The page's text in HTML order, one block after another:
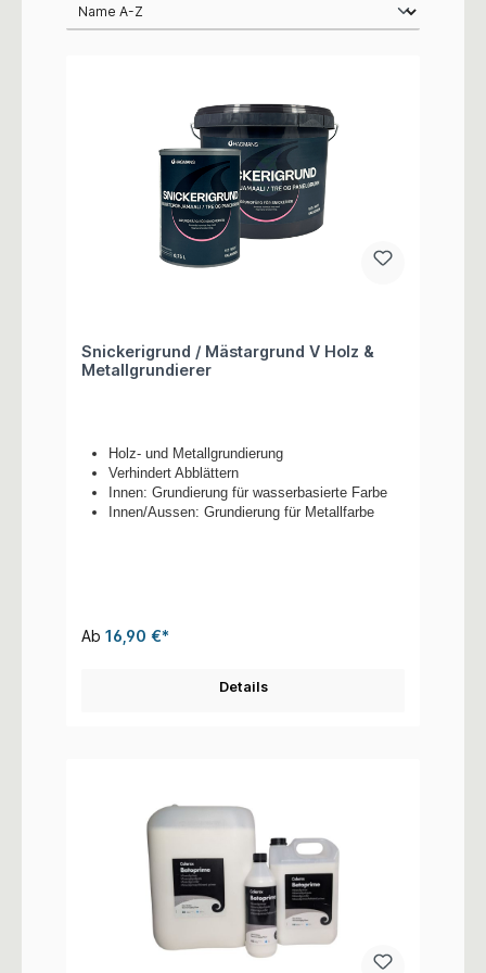
Snickerigrund / Mästargrund V Holz &
Metallgrundierer
Holz- und Metallgrundierung
Verhindert Abblättern
Innen: Grundierung für wasserbasierte Farbe
Innen/Aussen: Grundierung für Metallfarbe
Ab 16,90 €*
Details